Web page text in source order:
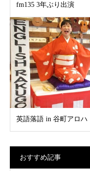
fm135 3年ぶり出演
英語落語 in 谷町アロハ
おすすめ記事